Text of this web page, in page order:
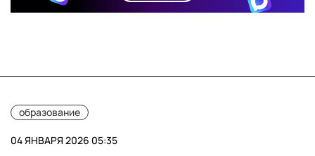
образование
04 ЯНВАРЯ 2026 05:35